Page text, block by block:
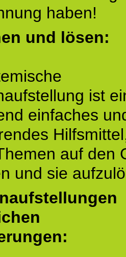
haben!
und lösen:
ist
einfaches
auf den
und sie